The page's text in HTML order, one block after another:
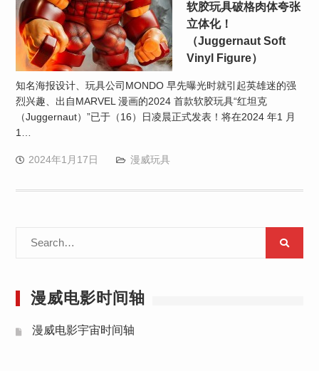
软胶玩具破格肉体夸张
立体化！
（Juggernaut Soft
Vinyl Figure）
知名海报设计、玩具公司MONDO 早先曝光时就引起英雄迷的强
烈兴趣、出自MARVEL 漫画的2024 首款软胶玩具“红坦克
（Juggernaut）”已于（16）日凌晨正式发表！将在2024 年1 月
1…
2024年1月17日 漫威玩具
漫威电影时间轴
漫威电影宇宙时间轴